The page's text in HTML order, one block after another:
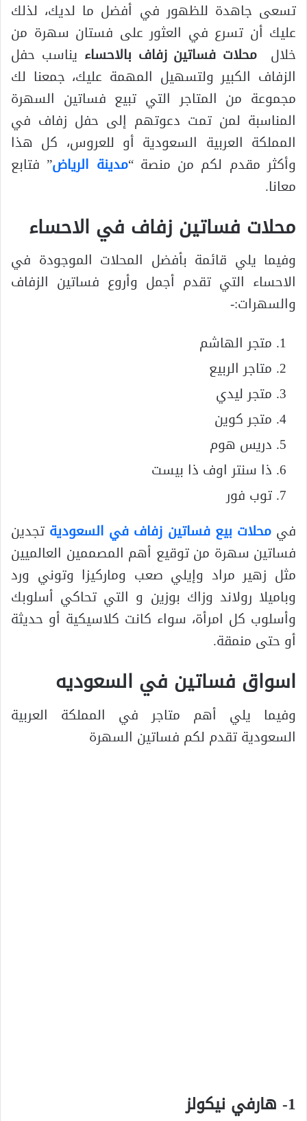
تسعى جاهدة للظهور في أفضل ما لديك، لذلك
عليك أن تسرع في العثور على فستان سهرة من
خلال محلات فساتين زفاف بالاحساء يناسب حفل
الزفاف الكبير ولتسهيل المهمة عليك، جمعنا لك
مجموعة من المتاجر التي تبيع فساتين السهرة
المناسبة لمن تمت دعوتهم إلى حفل زفاف في
المملكة العربية السعودية أو للعروس، كل هذا
وأكثر مقدم لكم من منصة “مدينة الرياض” فتابع
معانا.
محلات فساتين زفاف في الاحساء
وفيما يلي قائمة بأفضل المحلات الموجودة في
الاحساء التي تقدم أجمل وأروع فساتين الزفاف
والسهرات:-
متجر الهاشم
متاجر الربيع
متجر ليدي
متجر كوين
دريس هوم
ذا سنتر اوف ذا بيست
توب فور
فيمحلات بيع فساتين زفاف في السعودية تجدين
فساتين سهرة من توقيع أهم المصممين العالميين
مثل زهير مراد وإيلي صعب وماركيزا وتوني ورد
وباميلا رولاند وزاك بوزين و التي تحاكي أسلوبك
وأسلوب كل امرأة، سواء كانت كلاسيكية أو حديثة
أو حتى منمقة.
اسواق فساتين في السعوديه
وفيما يلي أهم متاجر في المملكة العربية
السعودية تقدم لكم فساتين السهرة
1- هارفي نيكولز